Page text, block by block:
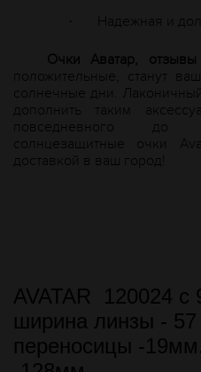
· Надежная и
Очки Аватар, отзывы
положительные, станут
солнечные дни.
дополнить таким
повседневного до
солнцезащитные очки
A
доставкой в ваш город!
AVATAR 120024 с
ширина линзы -
переносицы -